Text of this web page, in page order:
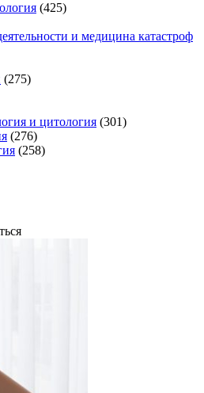
(425)
и медицина катастроф
(275)
и цитология (301)
(276)
(258)